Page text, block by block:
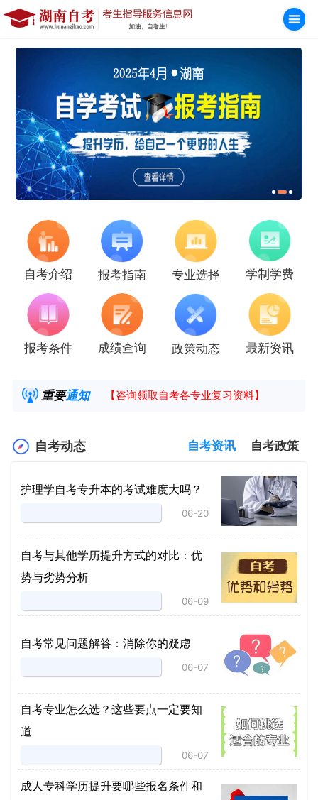
自考介绍 报考指南 专业选择 学制学费
报考条件 成绩查询 政策动态 最新资讯
重要通知
2025年4月湖南自考课程安排及教材目录已
【咨询领取自考各专业复习资料】
自考动态 自考资讯 自考政策
护理学自考专升本的考试难度大吗？
06-20
自考与其他学历提升方式的对比：优
势与劣势分析
06-09
自考常见问题解答：消除你的疑虑
06-07
自考专业怎么选？这些要点一定要知
道
06-07
成人专科学历提升要哪些报名条件和